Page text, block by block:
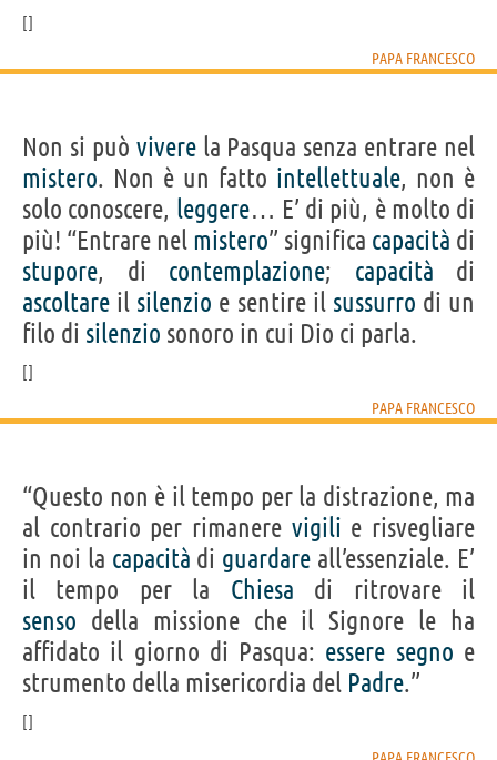
PAPA FRANCESCO
Non si può viverela Pasqua senza entrare nel
mistero. Non è un fatto intellettuale, non è
solo conoscere, leggere… E’ di più, è molto di
più! “Entrare nel mistero” significa capacità di
stupore, di contemplazione; capacità di
ascoltare il silenzio e sentire il sussurro di un
filo di silenzio sonoro in cui Dio ci parla.
PAPA FRANCESCO
“Questo non è il tempo per la distrazione, ma
al contrario per rimanere vigili e risvegliare
in noi la capacità di guardare all’essenziale. E’
il tempo per la Chiesa di ritrovare il
senso della missione che il Signore le ha
affidato il giorno di Pasqua: essere segno e
strumento della misericordia del Padre.”